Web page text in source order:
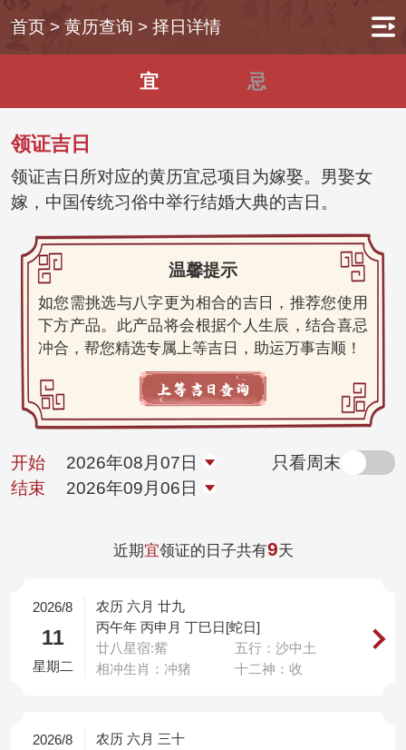
首页> 黄历查询 > 择日详情
宜 忌
领证吉日
领证吉日所对应的黄历宜忌项目为嫁娶。男娶女
嫁，中国传统习俗中举行结婚大典的吉日。
温馨提示
如您需挑选与八字更为相合的吉日，推荐您使用
下方产品。此产品将会根据个人生辰，结合喜忌
冲合，帮您精选专属上等吉日，助运万事吉顺！
开始
2026年08月07日
结束
2026年09月06日
只看周末
近期宜领证的日子共有9天
2026/8
11
星期二
农历 六月 廿九
丙午年 丙申月 丁巳日[蛇日]
廿八星宿:觜
五行：沙中土
相冲生肖：冲猪
十二神：收
2026/8
农历 六月 三十